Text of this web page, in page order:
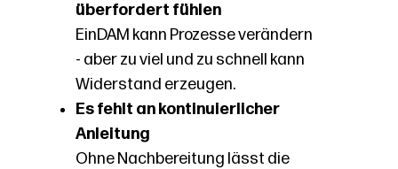
überfordert fühlen
EinDAM kann Prozesse verändern
- aber zu viel und zu schnell kann
Widerstand erzeugen.
Es fehlt an kontinuierlicher
Anleitung
Ohne Nachbereitung lässt die